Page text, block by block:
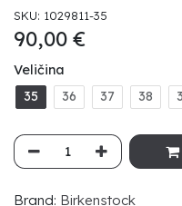
SKU: 1029811-35
90,00 €
Veličina
35
36 37 38
Brand: Birkenstock